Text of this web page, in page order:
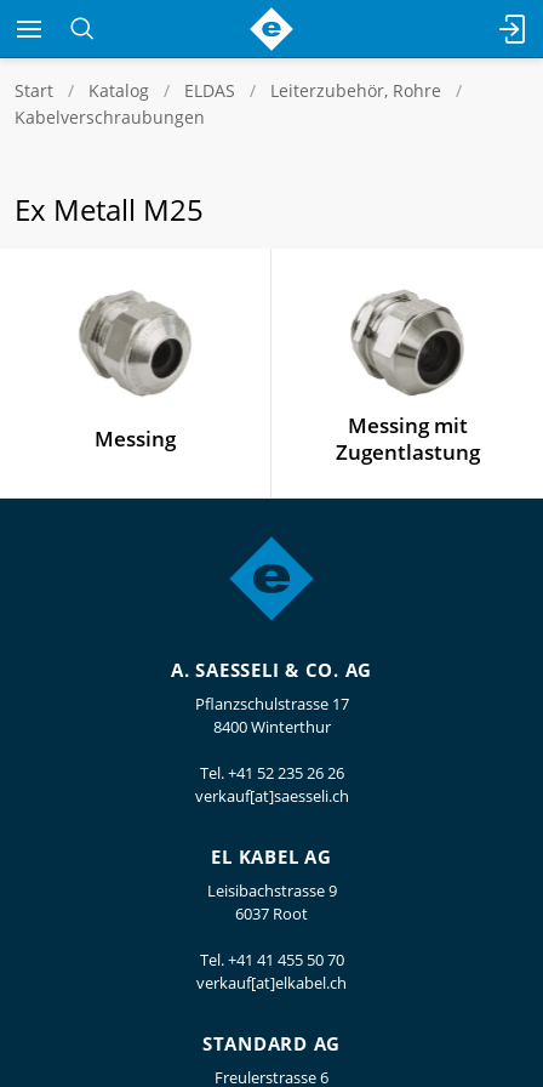
Start Katalog ELDAS
Leiterzubehör, Rohre
Kabelverschraubungen
Ex Metall M25
Messing
Messing mit
Zugentlastung
A. SAESSELI & CO. AG
Pflanzschulstrasse 17
8400 Winterthur
Tel.+41 52 235 26 26
verkauf[at]saesseli.ch
EL KABEL AG
Leisibachstrasse 9
6037 Root
Tel.+41 41 455 50 70
verkauf[at]elkabel.ch
STANDARD AG
Freulerstrasse 6